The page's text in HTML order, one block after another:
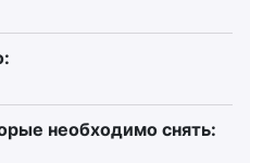
необходимо снять: